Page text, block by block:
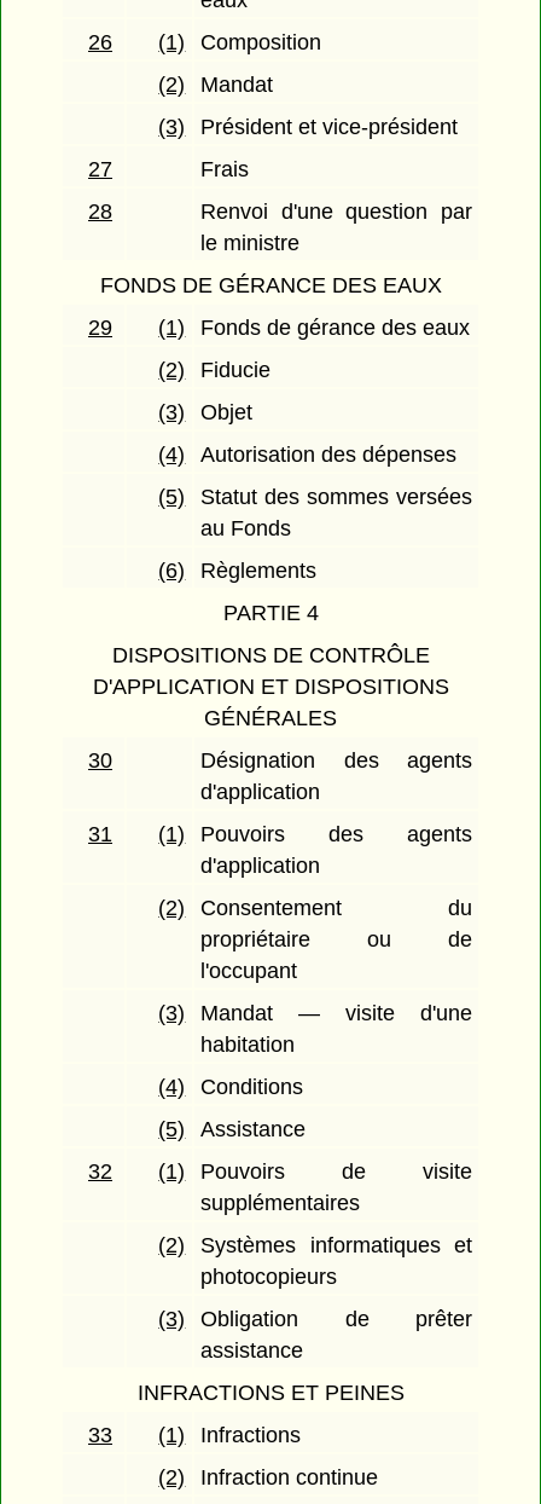
26
(1)
Composition
(2)
Mandat
(3)
Président et vice-président
27
Frais
28
Renvoi d'une question par
le ministre
FONDS DE GÉRANCE DES EAUX
29
(1)
Fonds de gérance des eaux
(2)
Fiducie
(3)
Objet
(4)
Autorisation des dépenses
(5)
Statut des sommes versées
au Fonds
(6)
Règlements
PARTIE 4
DISPOSITIONS DE CONTRÔLE
D'APPLICATION ET DISPOSITIONS
GÉNÉRALES
30
Désignation des agents
d'application
31
(1)
Pouvoirs des agents
d'application
(2)
Consentement du
propriétaire ou de
l'occupant
(3)
Mandat — visite d'une
habitation
(4)
Conditions
(5)
Assistance
32
(1)
Pouvoirs de visite
supplémentaires
(2)
Systèmes informatiques et
photocopieurs
(3)
Obligation de prêter
assistance
INFRACTIONS ET PEINES
33
(1)
Infractions
(2)
Infraction continue